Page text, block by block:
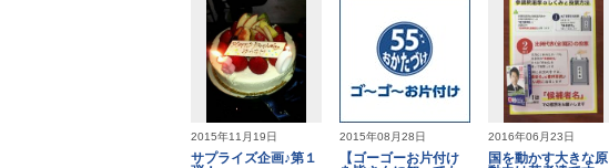
2015年11月19日
サプライズ企画♪第１
2015年08月28日
【ゴーゴーお片付け
2016年06月23日
国を動かす大きな原